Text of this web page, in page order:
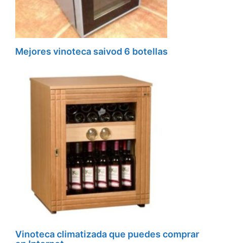
Mejores vinoteca saivod 6 botellas
Vinoteca climatizada que puedes comprar